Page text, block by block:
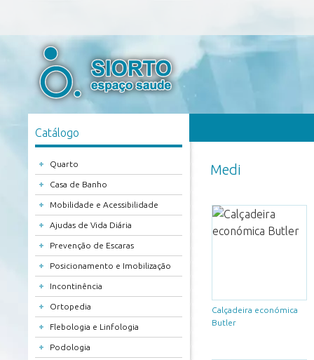
Catálogo
+ Quarto
+ Casa de Banho
+ Mobilidade e Acessibilidade
+ Ajudas de Vida Diária
+ Prevenção de Escaras
+ Posicionamento e Imobilização
+ Incontinência
+ Ortopedia
+ Flebologia e Linfologia
+ Podologia
Medi
Calçadeira económica
Butler